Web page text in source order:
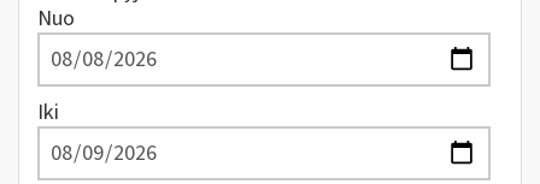
Nuo
Iki